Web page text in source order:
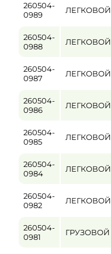
260504-
0989
ЛЕГКОВОЙ
260504-
0988
ЛЕГКОВОЙ
260504-
0987
ЛЕГКОВОЙ
260504-
0986
ЛЕГКОВОЙ
260504-
0985
ЛЕГКОВОЙ
260504-
0984
ЛЕГКОВОЙ
260504-
0982
ЛЕГКОВОЙ
260504-
0981
ГРУЗОВОЙ